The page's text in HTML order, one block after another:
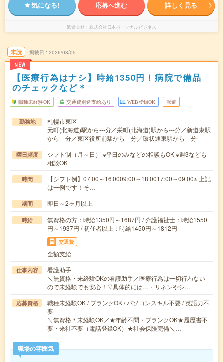
気になる! 応募へ進む 詳しく見る
派遣会社 株式会社日本パーソナルビジネス
未読
NEW
掲載日 2026/08/05
【医療行為はナシ】時給1350円！病院で備品
のチェックなど＊
職種未経験OK 交通費別途支給あり WEB登録OK 派遣
勤務地
札幌市東区
元町(北海道)駅から---分／栄町(北海道)駅から---分／新道東駅
から---分／東区役所前駅から---分／環状通東駅から---分
曜日頻度
シフト制（月～日） ※平日のみなどの相談もOK ※週3なども
相談OK
時間
【シフト例】07:00～16:0009:00～18:0017:00～09:00※ 上記
は一例です！そ…
期間 即日～2ヶ月以上
時給
無資格の方：時給1350円～1687円 / 介護福祉士：時給1550
円～1937円 / 初任者以上：時給1450円～1812円
交通費
全額支給
仕事内容
看護助手
＼無資格・未経験OKの看護助手／医療行為は一切行わない
ので未経験でも安心！▽具体的には…・リネンやシ…
応募資格
職種未経験OK / ブランクOK / パソコンスキル不要 / 英語力不
要
＼無資格＊未経験OK／★年齢不問・ブランクOK★履歴書不
要・来社不要（電話登録OK）★社会保険完備＼…
職場の雰囲気